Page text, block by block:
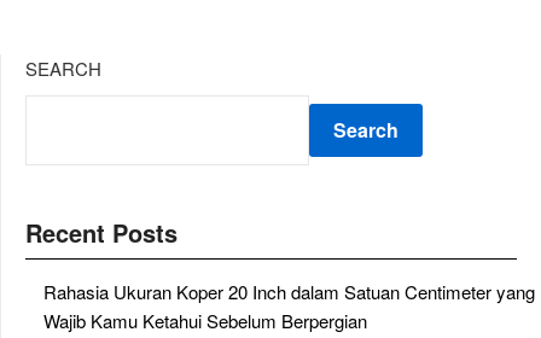
SEARCH
Search
Recent Posts
Rahasia Ukuran Koper 20 Inch dalam Satuan Centimeter yang
Wajib Kamu Ketahui Sebelum Berpergian